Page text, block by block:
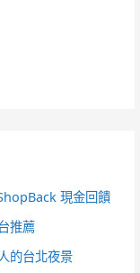
現金回饋
推薦
的台北夜景